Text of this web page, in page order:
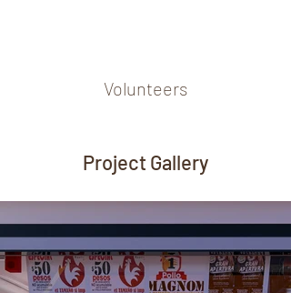
Volunteers
Project Gallery